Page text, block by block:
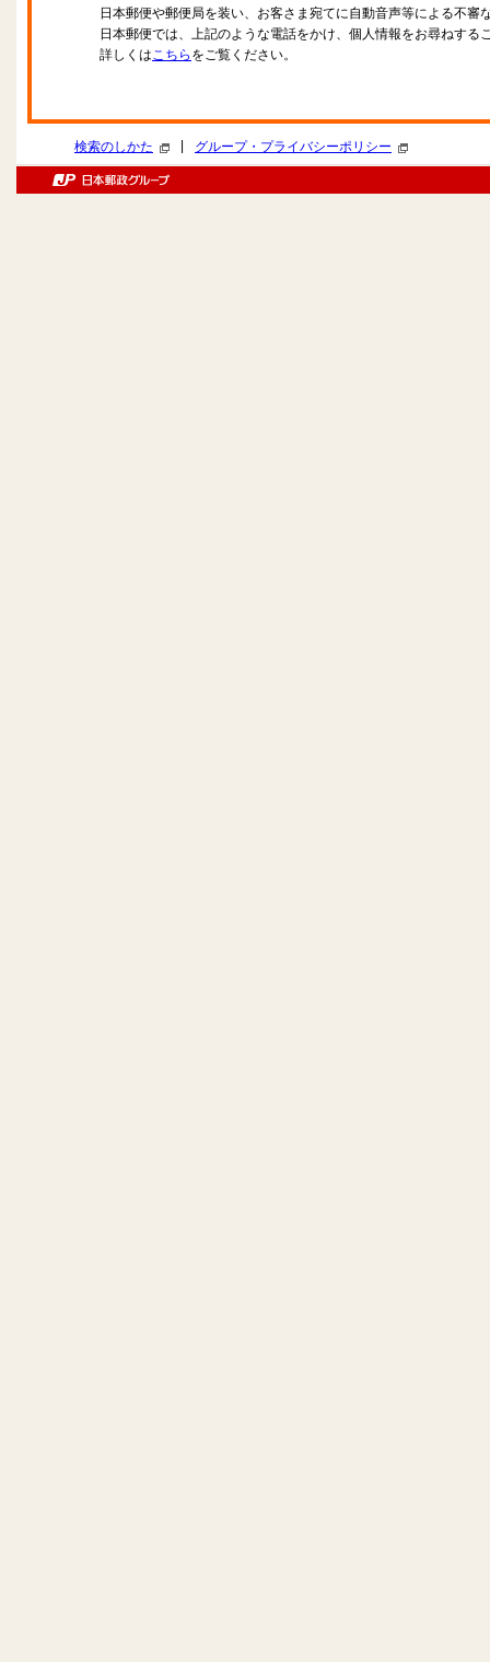
日本郵便や郵便局を装い、お客さま宛てに自動音声等による不審
日本郵便では、上記のような電話をかけ、個人情報をお尋ねする
詳しくはこちら をご覧ください。
検索のしかた グループ・プライバシーポリシー